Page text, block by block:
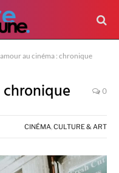
au cinéma : chronique
chronique 0
CINÉMA,CULTURE & ART